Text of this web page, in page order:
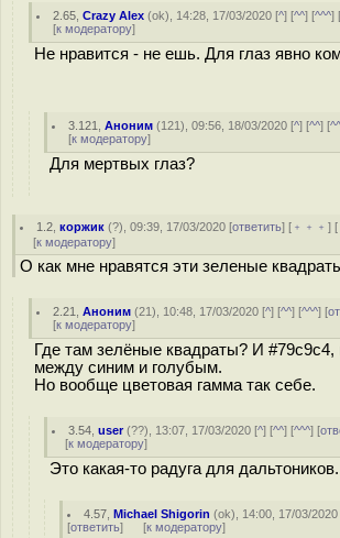
2.65 ,Crazy Alex (ok), 14:28, 17/03/2020 [^] [^^] [^^^]
[к модератору]
Не нравится - не ешь. Для глаз явно
3.121 ,Аноним (121), 09:56, 18/03/2020 [^] [^^] [
[к модератору]
Для мертвых глаз?
1.2 ,коржик (?), 09:39, 17/03/2020 [ответить] [ ﹢﹢﹢] [
[к модератору]
О как мне нравятся эти зеленые
2.21 ,Аноним (21), 10:48, 17/03/2020 [^] [^^] [^^^] [
[к модератору]
Где там зелёные квадраты? И #79c9c4,
между синим и голубым.
Но вообще цветовая гамма так себе.
3.54 ,user(??), 13:07, 17/03/2020 [^] [^^] [^^^] [
[к модератору]
Это какая-то радуга для дальтоников.
4.57 ,Michael Shigorin (ok), 14:00, 17/03/2020
[ответить] [к модератору]